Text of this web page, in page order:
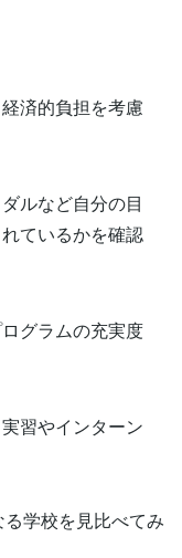
済的負担を考慮
ルなど自分の目
ているかを確認
グラムの充実度
習やインターン
学校を見比べてみ